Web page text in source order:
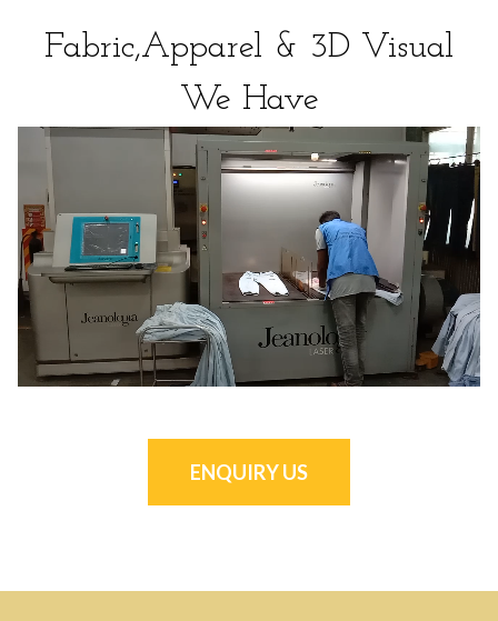
Fabric,Apparel & 3D Visual
We Have
ENQUIRY US